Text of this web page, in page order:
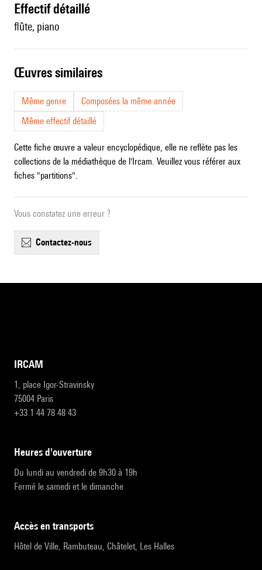
effectif détaillé
flûte, piano
œuvres similaires
Même genre
Composées la même année
Même effectif détaillé
Cette fiche œuvre a valeur encyclopédique, elle ne reflète pas les
collections de la médiathèque de l'Ircam. Veuillez vous référer aux
fiches "partitions".
Vous constatez une erreur ?
contactez-nous
IRCAM
1, place Igor-Stravinsky
75004 Paris
+33 1 44 78 48 43
heures d'ouverture
Du lundi au vendredi de 9h30 à 19h
Fermé le samedi et le dimanche
accès en transports
Hôtel de Ville, Rambuteau, Châtelet, Les Halles